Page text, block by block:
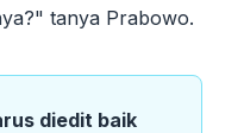
tanya Prabowo.
diedit baik